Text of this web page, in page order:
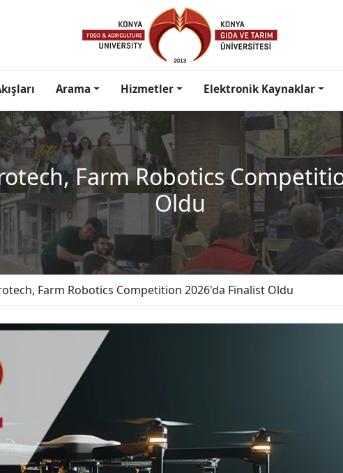
Arama Hizmetler Elektronik Kaynaklar
Farm Robotics
Oldu
Farm Robotics Competition 2026'da Finalist Oldu